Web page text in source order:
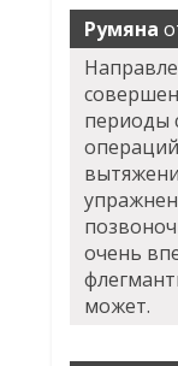
Румяна
периоды
очень
может.